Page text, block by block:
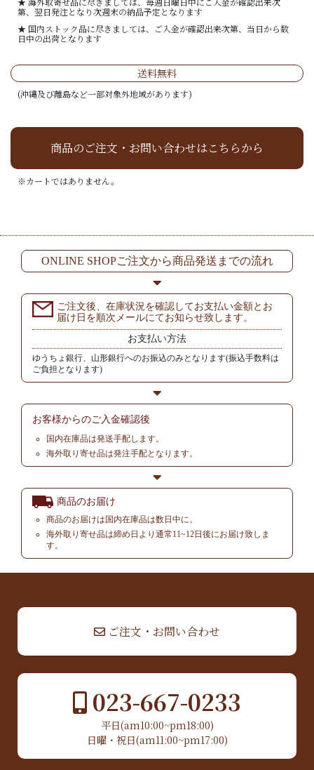
第、翌日発注となり次週末の納品予定となります
★ 国内ストック品に尽きましては、ご入金が確認出来次第、当日から数
日中の出荷となります
送料無料
(沖縄及び離島など一部対象外地域があります)
商品のご注文・お問い合わせはこちらから
※カートではありません。
ONLINE SHOPご注文から商品発送までの流れ
ご注文後、在庫状況を確認してお支払い金額とお
届け日を順次メールにてお知らせ致します。
お支払い方法
ゆうちょ銀行、山形銀行へのお振込のみとなります(振込手数料は
ご負担となります)
お客様からのご入金確認後
国内在庫品は発送手配します。
海外取り寄せ品は発注手配となります。
商品のお届け
商品のお届けは国内在庫品は数日中に。
海外取り寄せ品は締め日より通常11~12日後にお届け致しま
す。
ご注文・お問い合わせ
023-667-0233
平日(am10:00~pm18:00)
日曜・祝日(am11:00~pm17:00)